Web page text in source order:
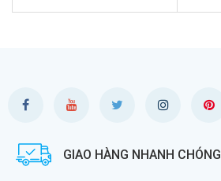
GIAO HÀNG NHANH CHÓNG